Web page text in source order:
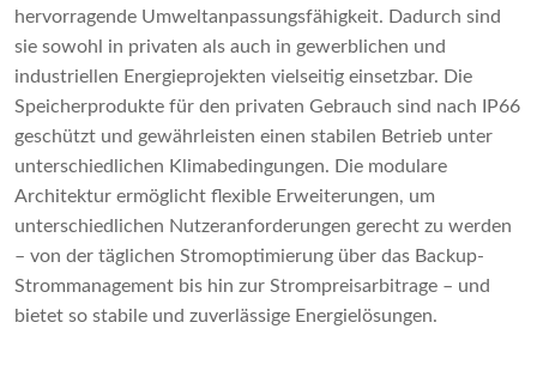
hervorragende Umweltanpassungsfähigkeit. Dadurch sind
sie sowohl in privaten als auch in gewerblichen und
industriellen Energieprojekten vielseitig einsetzbar. Die
Speicherprodukte für den privaten Gebrauch sind nach IP66
geschützt und gewährleisten einen stabilen Betrieb unter
unterschiedlichen Klimabedingungen. Die modulare
Architektur ermöglicht flexible Erweiterungen, um
unterschiedlichen Nutzeranforderungen gerecht zu werden
– von der täglichen Stromoptimierung über das Backup-
Strommanagement bis hin zur Strompreisarbitrage – und
bietet so stabile und zuverlässige Energielösungen.